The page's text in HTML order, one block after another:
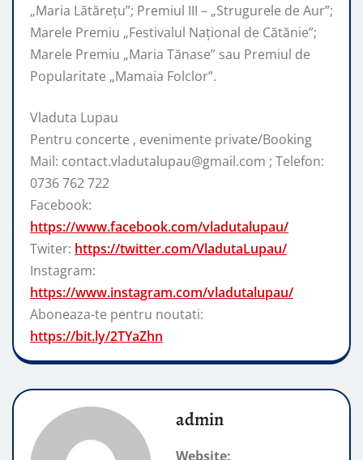
„Maria Lătărețu”; Premiul III – „Strugurele de Aur”;
Marele Premiu „Festivalul Național de Cătănie”;
Marele Premiu „Maria Tănase” sau Premiul de
Popularitate „Mamaia Folclor”.
Vladuta Lupau
Pentru concerte , evenimente private/Booking
Mail: contact.vladutalupau@gmail.com ; Telefon:
0736 762 722
Facebook:
https://www.facebook.com/vladutalupau/
Twiter: https://twitter.com/VladutaLupau/
Instagram:
https://www.instagram.com/vladutalupau/
Aboneaza-te pentru noutati:
https://bit.ly/2TYaZhn
admin
Website: